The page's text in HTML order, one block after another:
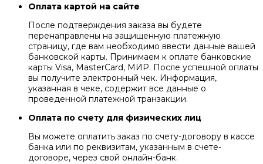
Оплата картой на сайте
После подтверждения заказа вы будете
перенаправлены на защищенную платежную
страницу, где вам необходимо ввести данные вашей
банковской карты. Принимаем к оплате банковские
карты Visa, MasterCard, МИР. После успешной оплаты
вы получите электронный чек. Информация,
указанная в чеке, содержит все данные о
проведенной платежной транзакции.
Оплата по счету для физических лиц
Вы можете оплатить заказ по счету-договору в кассе
банка или по реквизитам, указанным в счете-
договоре, через свой онлайн-банк.